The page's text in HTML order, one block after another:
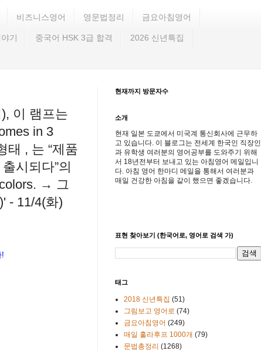
비즈니스영어 영문법정리 금요아침영어
기 중국어 HSK 3급 합격 2026 신년특집
이 램프는
in 3
태 , 는 “제품
시되다”의
→ 그
- 11/4(화)
!
현재까지 방문자수
소개
현재 일본 도쿄에서 미국계 통신회사에 근무하
고 있습니다. 이 블로그는 전세계 한국인 직장인
과 유학생 여러분의 영어공부를 도와주기 위해
서 18년전부터 보내고 있는 아침영어 메일입니
다. 아침 영어 한마디 메일을 통해서 여러분과
매일 건강한 아침을 같이 했으면 좋겠습니다.
표현 찾아보기 (한국어로, 영어로 검색 가)
태그
2018 신년특집 (51)
그림보고 영어로 (74)
금요아침영어 (249)
매일 훌라후프 1000개 (79)
문법총정리 (1268)